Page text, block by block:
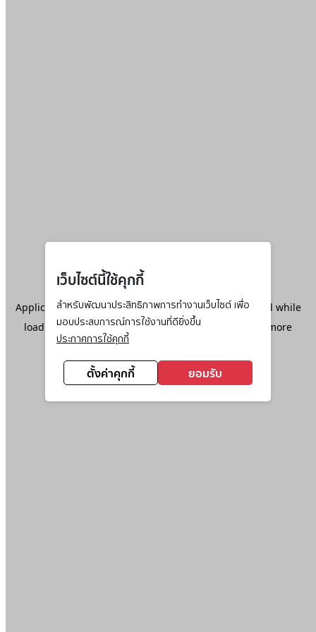
เว็บไซต์นี้ใช้คุกกี้
สำหรับพัฒนาประสิทธิภาพการทำงานเว็บไซต์ เพื่อ
มอบประสบการณ์การใช้งานที่ดียิ่งขึ้น
ประกาศการใช้คุกกี้
ตั้งค่าคุกกี้ ยอมรับ
Application error: aclient-side exception has occurred while
loadingwww.ktc.co.th(see the browser console
for more
information).